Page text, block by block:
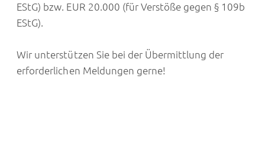
EStG) bzw. EUR 20.000 (für Verstöße gegen § 109b
EStG).
Wir unterstützen Sie bei der Übermittlung der
erforderlichen Meldungen gerne!